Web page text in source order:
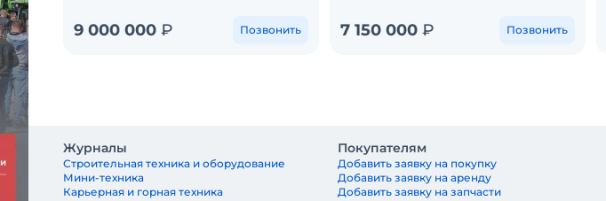
9 000 000 ₽ Позвонить 7 150 000 ₽ Позвонить
Журналы
Строительная техника и оборудование
Мини-техника
Карьерная и горная техника
Покупателям
Добавить заявку на покупку
Добавить заявку на аренду
Добавить заявку на запчасти